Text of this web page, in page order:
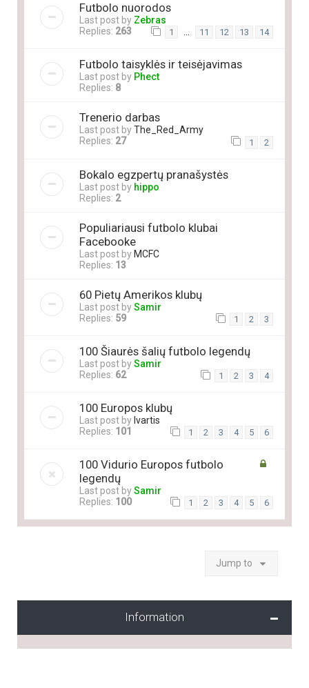
Futbolo nuorodos
Last post by Zebras
Replies: 263 1 … 11 12 13 14
Futbolo taisyklės ir teisėjavimas
Last post by Phect
Replies: 8
Trenerio darbas
Last post byThe_Red_Army
Replies: 27 1 2
Bokalo egzpertų pranašystės
Last post by hippo
Replies: 2
Populiariausi futbolo klubai
Facebooke
Last post byMCFC
Replies: 13
60 Pietų Amerikos klubų
Last post bySamir
Replies: 59 1 2 3
100 Šiaurės šalių futbolo legendų
Last post bySamir
Replies: 62 1 2 3 4
100 Europos klubų
Last post by Ivartis
Replies: 101 1 2 3 4 5 6
100 Vidurio Europos futbolo
legendų
Last post bySamir
Replies: 100 1 2 3 4 5 6
Jump to
Information